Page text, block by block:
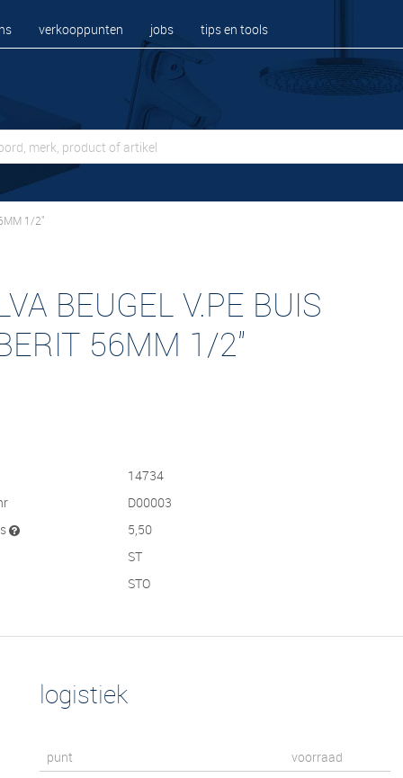
verkooppunten jobs tips en tools
1/2"
BEUGEL V.PE BUIS
56MM 1/2"
14734
D00003
5,50
ST
STO
logistiek
punt voorraad